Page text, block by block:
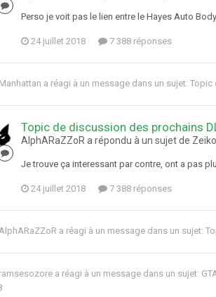
Perso je voit pas le lien entre le Hayes Auto
24 juillet 2018 7 388 réponses
a réagi à un message dans un sujet: Topic
Topic de discussion des prochains
AlphARaZZoR a répondu à un sujet de
Je trouve ça interessant par contre, ont a pas
24 juillet 2018 7 388 réponses
a réagi à un message dans un sujet:
a réagi à un message dans un sujet: